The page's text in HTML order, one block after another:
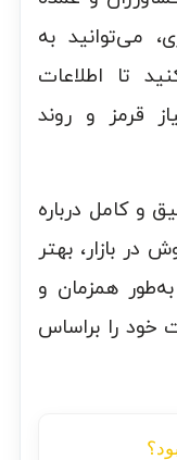
می‌توانید به
تا اطلاعات
قرمز و روند
و کامل درباره
در بازار، بهتر
همزمان و
خود را براساس